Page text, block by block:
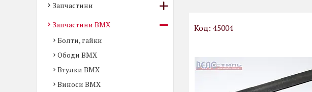
45004
Запчастини
Запчастини BMX
Болти, гайки
Ободи BMX
Втулки BMX
Виноси BMX